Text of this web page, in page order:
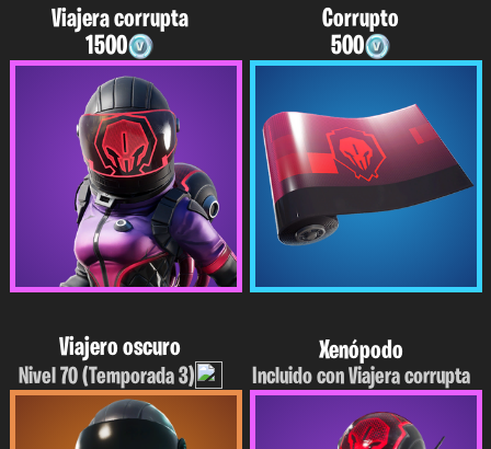
Viajera corrupta
1500
Corrupto
500
Viajero oscuro
Nivel 70 (Temporada 3)
Xenópodo
Incluido con Viajera corrupta